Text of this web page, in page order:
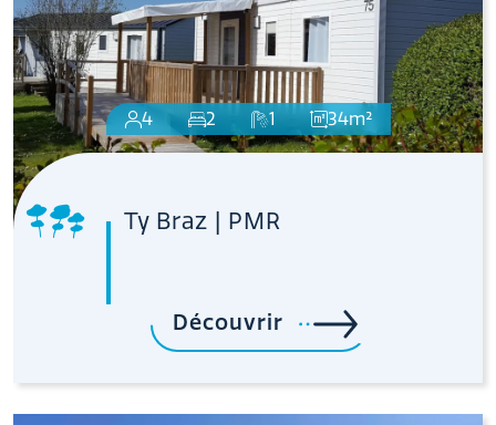
4 2 1 34m²
Ty Braz | PMR
Découvrir